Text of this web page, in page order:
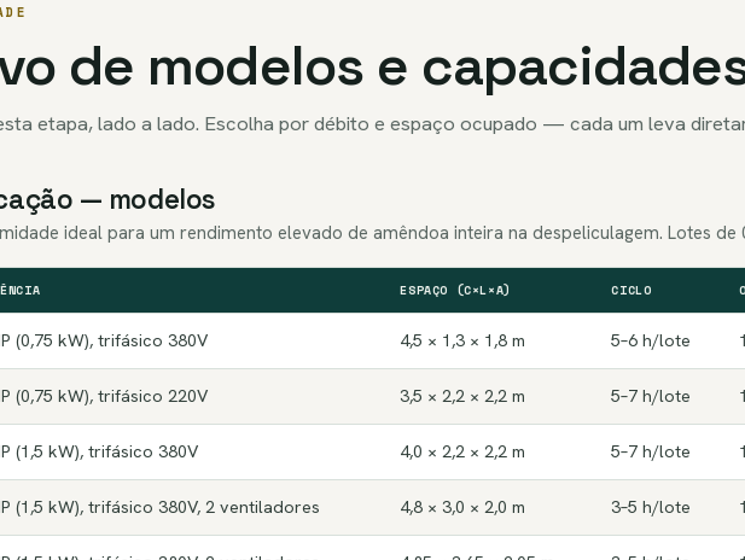
de modelos e
etapa, lado a lado. Escolha por débito e espaço ocupado — cada um leva
— modelos
ideal para um rendimento elevado de amêndoa inteira na despeliculagem. Lotes de
ESPAÇO (C×L×A) CICLO
(0,75 kW), trifásico 380V 4,5 × 1,3 × 1,8 m 5–6 h/lote 1
(0,75 kW), trifásico 220V 3,5 × 2,2 × 2,2 m 5–7 h/lote 1
(1,5 kW), trifásico 380V 4,0 × 2,2 × 2,2 m 5–7 h/lote 1
(1,5 kW), trifásico 380V, 2 ventiladores 4,8 × 3,0 × 2,0 m 3–5 h/lote 1